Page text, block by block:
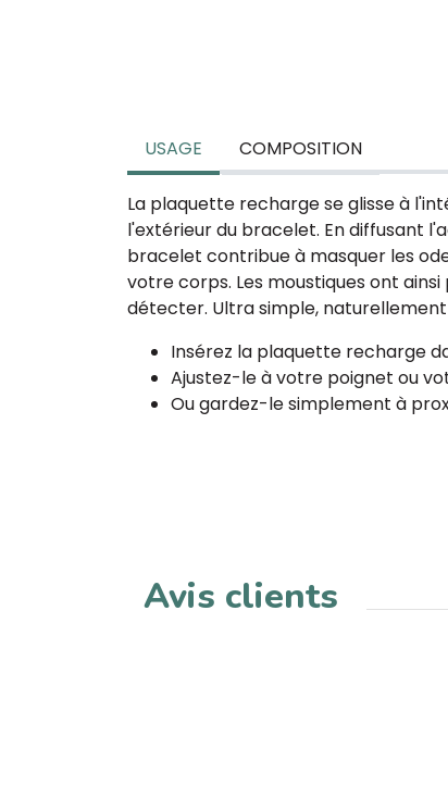
USAGE COMPOSITION
La plaquette recharge se glisse à
l'extérieur du bracelet. En diffusant
bracelet contribue à masquer les
votre corps. Les moustiques ont
détecter. Ultra simple,
Insérez la plaquette recharge
Ajustez-le à votre poignet ou
Ou gardez-le simplement à
Avis clients